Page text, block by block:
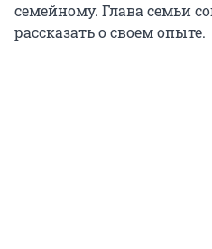
семейному. Глава семьи
рассказать о своем опыте.